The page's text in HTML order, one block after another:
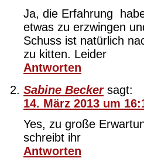
Ja, die Erfahrung
etwas zu erzwingen
Schuss ist natürlich
zu kitten. Leider
Antworten
Sabine Becker sagt:
14. März 2013 um
Yes, zu große
schreibt ihr
Antworten